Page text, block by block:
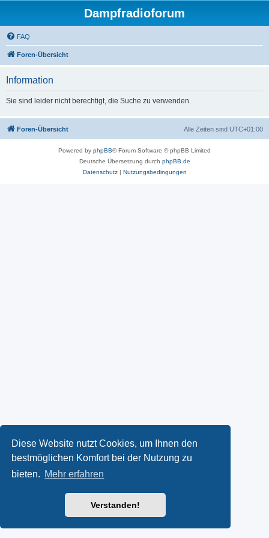
Diese Website nutzt Cookies, um Ihnen den
bestmöglichen Komfort bei der Nutzung zu
bieten. Mehr erfahren
Verstanden!
Dampfradioforum
FAQ
Foren-Übersicht
Information
Sie sind leider nicht berechtigt, die Suche zu verwenden.
Foren-Übersicht Alle Zeiten sind UTC+01:00
Powered by phpBB® Forum Software © phpBB Limited
Deutsche Übersetzung durch phpBB.de
Datenschutz| Nutzungsbedingungen